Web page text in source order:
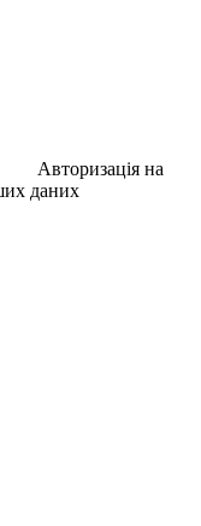
Авторизація на
даних